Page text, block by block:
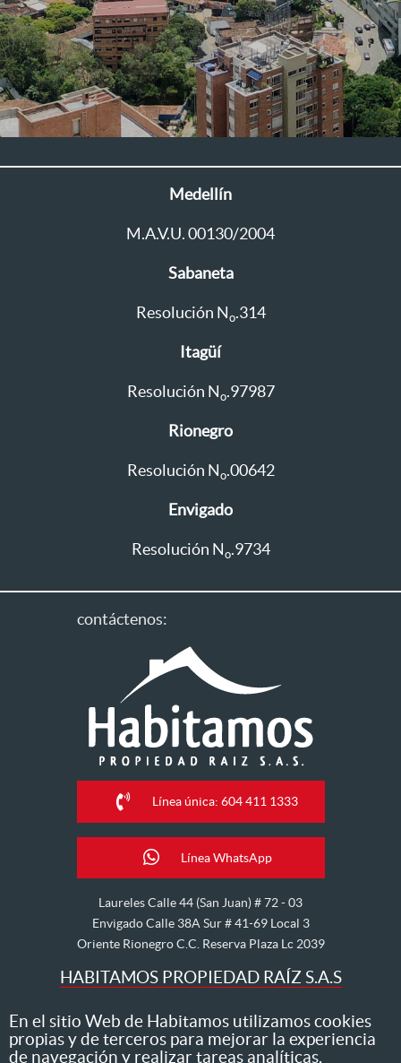
Medellín
M.A.V.U. 00130/2004
Sabaneta
Resolución N o.314
Itagüí
Resolución N o.97987
Rionegro
Resolución N o.00642
Envigado
Resolución N o.9734
contáctenos:
Línea única: 604 411 1333
Línea WhatsApp
Laureles Calle 44 (San Juan) # 72 - 03
Envigado Calle 38A Sur # 41-69 Local 3
Oriente Rionegro C.C. Reserva Plaza Lc 2039
HABITAMOS PROPIEDAD RAÍZ S.A.S
Nos dedicamos al arriendo, venta, hipoteca, avalúo y
administración de inmuebles
En el sitio Web de Habitamos utilizamos cookies
propias y de terceros para mejorar la experiencia
de navegación y realizar tareas analíticas.